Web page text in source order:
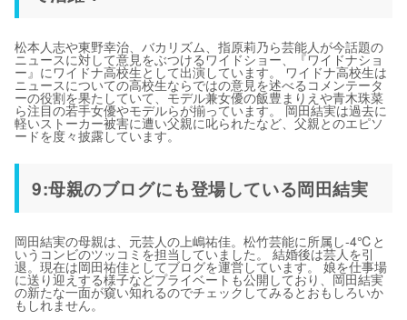
松本人志や東野幸治、バカリズム、指原莉乃ら芸能人が今話題の
ニュースに対して意見をぶつけるワイドショー、『ワイドナショ
ー』にワイドナ高校生として出演しています。 ワイドナ高校生は
ニュースについての高校生ならではの意見を述べるコメンテータ
ーの役割を果たしていて、モデル兼女優の飯豊まりえや青木珠菜
ら注目の若手女優やモデルらが揃っています。 岡田結実は過去に
軽いストーカー被害に遭い父親に叱られたなど、父親とのエピソ
ードを度々披露しています。
9:母親のブログにも登場している岡田結実
岡田結実の母親は、元芸人の上嶋祐佳。松竹芸能に所属し-4℃と
いうコンビのツッコミを担当していました。 結婚後は芸人を引
退。現在は岡田祐佳としてブログを運営しています。 娘を仕事場
に送り迎えする様子などプライベートも公開しており、岡田結実
の新たな一面が窺い知れるのでチェックしてみるとおもしろいか
もしれません。